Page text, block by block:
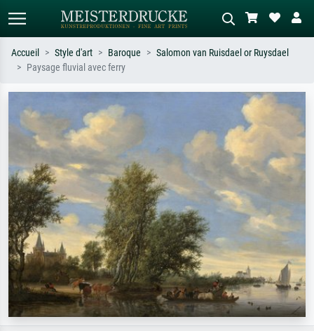
Recherchez par artiste, titre ou style –
ex. Monet, Nuit étoilée,
impressionnisme, vague de Hokusai,
nu.
Décrivez la scène – ex. prairie verte,
abstrait avec beaucoup de rouge,
tableau sombre, nu debout près d'un
arbre.
Accueil Style d'art Baroque
Salomon van Ruisdael or Ruysdael
Paysage fluvial avec ferry